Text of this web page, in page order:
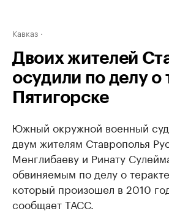
Кавказ
Двоих жителей
осудили по делу о
Пятигорске
Южный окружной военный
двум жителям Ставрополья
Менглибаеву и Ринату
обвиняемым по делу о
который произошел в 2010
сообщает ТАСС.